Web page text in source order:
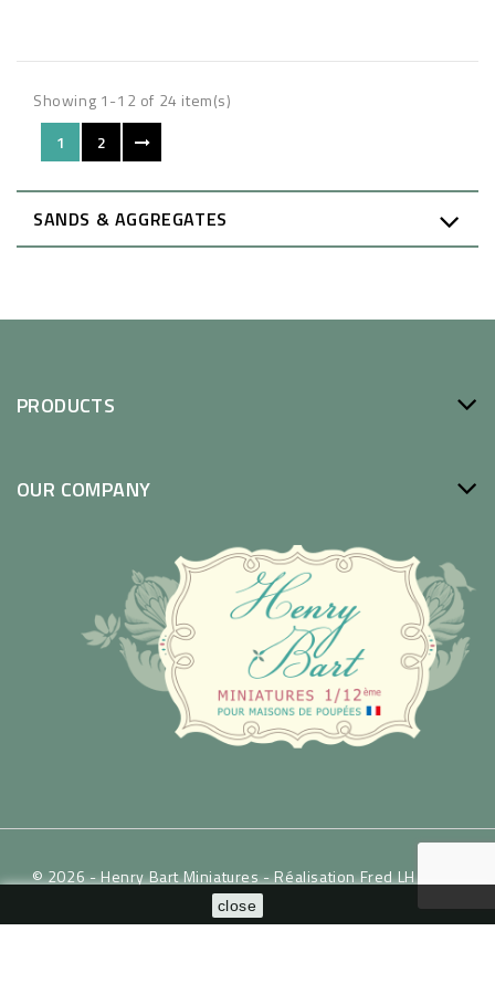
Showing 1-12 of 24 item(s)
1
2
SANDS & AGGREGATES
PRODUCTS
OUR COMPANY
close
© 2026 - Henry Bart Miniatures -Réalisation Fred LH / WSP